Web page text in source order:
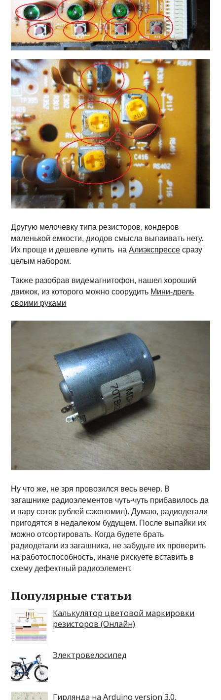
Другую мелочевку типа резисторов, кондеров
маленькой емкости, диодов смысла выпаивать нету.
Их проще и дешевле купить наАлиэкспрессе сразу
целым набором.
Также разобрав видемагнитофон, нашел хороший
движок, из которого можно соорудить Мини-дрель
своими руками
Ну что же, не зря провозился весь вечер. В
загашнике радиоэлементов чуть-чуть прибавилось да
и пару соток рублей сэкономил). Думаю, радиодетали
пригодятся в недалеком будущем. После выпайки их
можно отсортировать. Когда будете брать
радиодетали из загашника, не забудьте их проверить
на работоспособность, иначе рискуете вставить в
схему дефектный радиоэлемент.
Популярные статьи
Калькулятор цветовой маркировки
резисторов (Онлайн)
Электровелосипед
Гирлянда на Arduino version 3.0.